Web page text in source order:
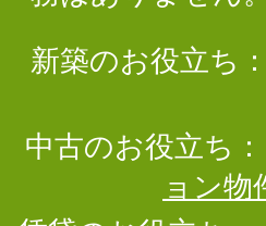
新築のお役立ち：
中古のお役立ち：
ョン物